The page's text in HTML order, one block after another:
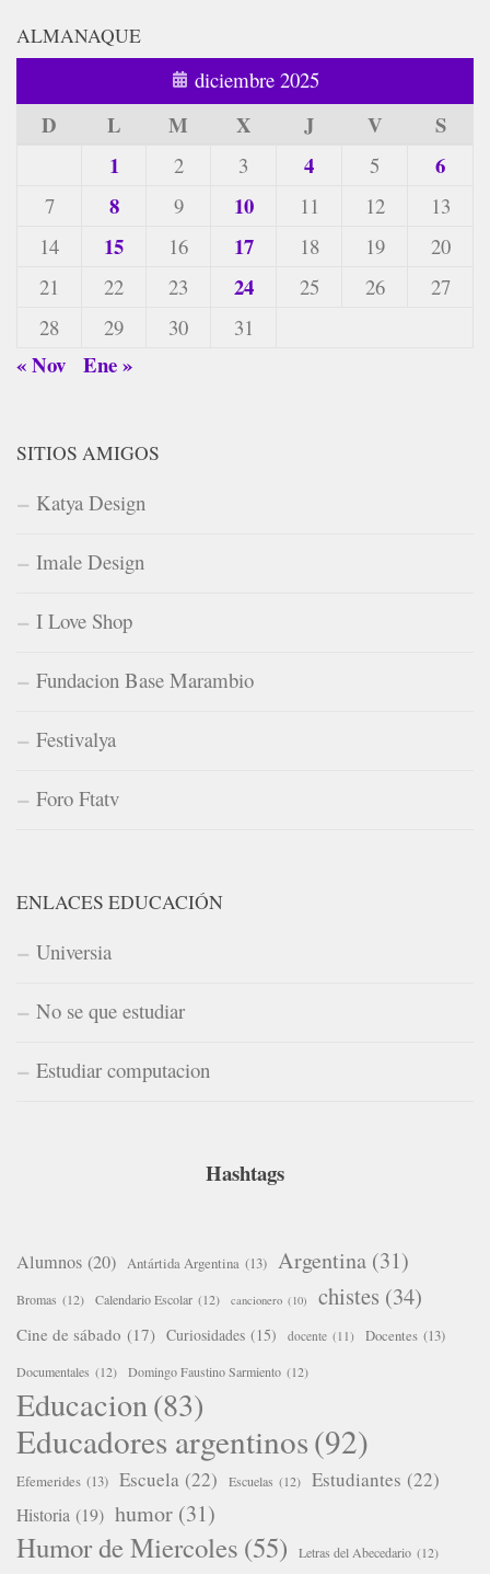
ALMANAQUE
diciembre 2025
D L M X J V
S
1
2 3 4 5 6
7 8 9 10 11 12
13
14
15 16 17 18 19
20
21
22 23 24 25 26
27
28
29 30 31
« Nov Ene »
SITIOS AMIGOS
Katya Design
Imale Design
I Love Shop
Fundacion Base Marambio
Festivalya
Foro Ftatv
ENLACES EDUCACIÓN
Universia
No se que estudiar
Estudiar computacion
Hashtags
Alumnos (20) Antártida Argentina (13) Argentina (31)
Bromas (12) Calendario Escolar (12) cancionero (10) chistes (34)
Cine de sábado (17) Curiosidades (15) docente (11) Docentes (13)
Documentales (12) Domingo Faustino Sarmiento (12)
Educacion(83)
Educadores argentinos(92)
Efemerides (13) Escuela (22) Escuelas (12) Estudiantes (22)
Historia (19) humor (31)
Humor de Miercoles (55) Letras del Abecedario (12)